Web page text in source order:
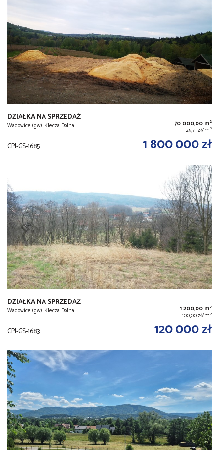
DZIAŁKA NA SPRZEDAŻ
Wadowice (gw), Klecza Dolna 70 000,00 m2
25,71 zł/m2
CPI-GS-1685 1 800 000 zł
DZIAŁKA NA SPRZEDAŻ
Wadowice (gw), Klecza Dolna 1 200,00 m2
100,00 zł/m2
CPI-GS-1683 120 000 zł